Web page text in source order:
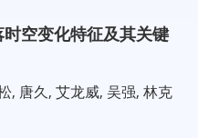
空变化特征及其关键
, 唐久, 艾龙威, 吴强, 林克